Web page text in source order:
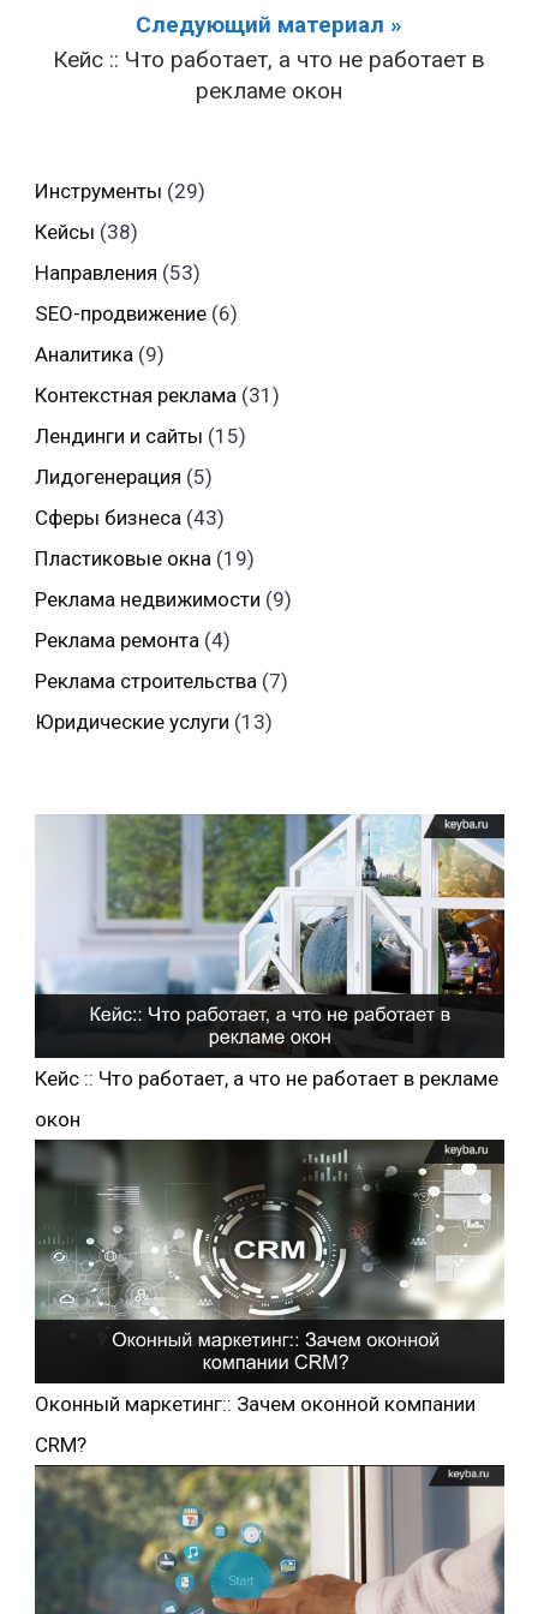
Следующий материал »
Кейс :: Что работает, а что не работает в
рекламе окон
Инструменты (29)
Кейсы (38)
Направления (53)
SEO-продвижение(6)
Аналитика(9)
Контекстная реклама(31)
Лендинги и сайты (15)
Лидогенерация (5)
Сферы бизнеса(43)
Пластиковые окна(19)
Реклама недвижимости (9)
Реклама ремонта(4)
Реклама строительства(7)
Юридические услуги (13)
Кейс :: Что работает, а что не работает в рекламе
окон
Оконный маркетинг:: Зачем оконной компании
CRM?